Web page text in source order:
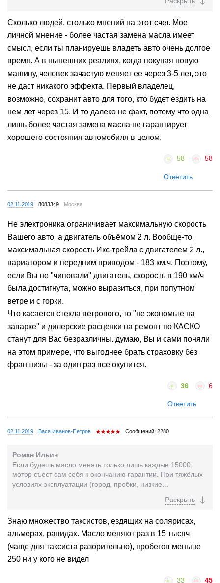
Сколько людей, столько мнений на этот счет. Мое
личной мнение - более частая замена масла имеет
смысл, если ты планируешь владеть авто очень долгое
время. А в нынешних реалиях, когда покупая новую
машину, человек зачастую меняет ее через 3-5 лет, это
не даст никакого эффекта. Первый владелец,
возможно, сохранит авто для того, кто будет ездить на
нем лет через 15. И то далеко не факт, потому что одна
лишь более частая замена масла не гарантирует
хорошего состояния автомобиля в целом.
58 58
Ответить
02.11.2019 8083349 Москва
Не электроника ограничивает максимальную скорость
Вашего авто, а двигатель объёмом 2 л. Вообще-то,
максимальная скорость Икс-трейла с двигателем 2 л.,
вариатором и передним приводом - 183 км.ч. Поэтому,
если Вы не "чиповали" двигатель, скорость в 190 км/ч
была достигнута, можно выразиться, при попутном
ветре и с горки.
Что касается стекла ветрового, то "не экономьте на
заварке" и дилерские расценки на ремонт по КАСКО
станут для Вас безразличны. думаю, Вы и сами поняли
на этом примере, что выгоднее брать страховку без
франшизы - за один раз все окупится.
36 6
Ответить
02.11.2019 Вася Иванов-Петров Сообщений: 2280
Роман Ильин
Если будешь масло менять только лишь каждые 15000,
мотор съест сам себя к окончанию гарантии. При тяжёлых
условиях эксплуатации (город, пробки, низкие
Знаю множество таксистов, ездящих на солярисах,
альмерах, рапидах. Масло меняют раз в 15 тысяч
(чаще для таксиста разорительно), пробегов меньше
250 ни у кого не видел
33 45